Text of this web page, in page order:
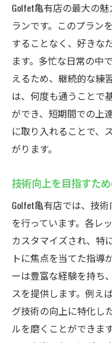
Golfet亀有店の最大の
ランです。このプラン
することなく、好きな
ます。多忙な日常の中
えるため、継続的な練
は、何度も通うことで
ができ、短期間での上
に取り入れることで、
がります。
技術向上を目指すた
Golfet亀有店では、技
を行っています。各レ
カスタマイズされ、特
トに焦点を当てた指導
ーは豊富な経験を持ち
スを提供します。例え
グ技術の向上に特化し
ルを磨くことができま